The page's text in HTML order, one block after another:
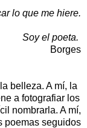
lo que me hiere.
Soy el poeta.
Borges
belleza. A mí, la
a fotografiar los
nombrarla. A mí,
poemas seguidos